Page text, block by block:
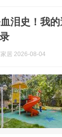
泪史！我
家居 2026-08-04